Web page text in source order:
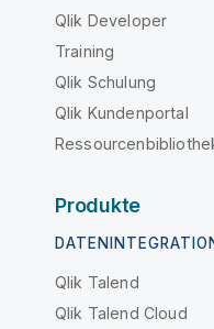
Qlik Developer
Training
Qlik Schulung
Qlik Kundenportal
Produkte
Qlik Talend
Qlik Talend Cloud